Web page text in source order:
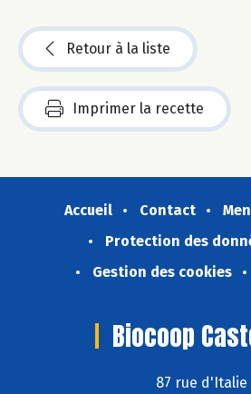
Retour à la liste
Imprimer la recette
Accueil Contact
Protection des
Gestion des cookies
Biocoop
87 rue d'Italie